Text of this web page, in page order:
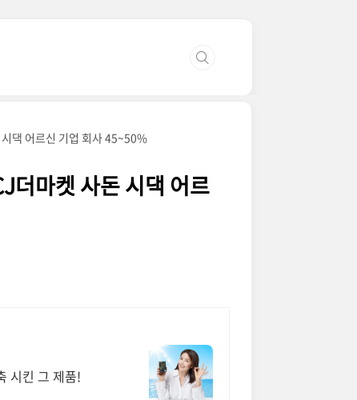
댁 어르신 기업 회사 45~50%
더마켓 사돈 시댁 어르
시킨 그 제품!